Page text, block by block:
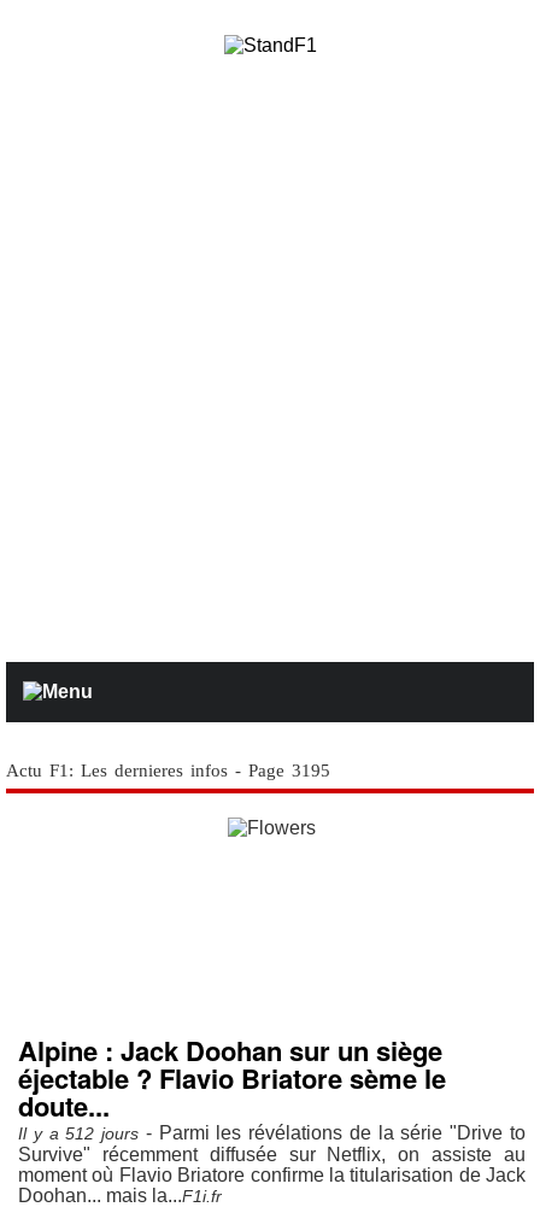
Actu F1: Les dernieres infos - Page 3195
Alpine : Jack Doohan sur un siège
éjectable ? Flavio Briatore sème le
doute...
Il y a 512 jours - Parmi les révélations de la série "Drive to
Survive" récemment diffusée sur Netflix, on assiste au
moment où Flavio Briatore confirme la titularisation de Jack
Doohan... mais la...F1i.fr